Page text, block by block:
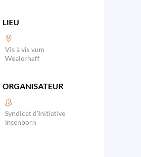
LIEU
Vis à vis vum
Wealerhaff
ORGANISATEUR
Syndicat d'Initiative
Insenborn